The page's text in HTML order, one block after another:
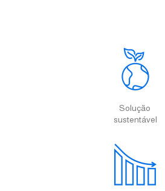
Solução
sustentável